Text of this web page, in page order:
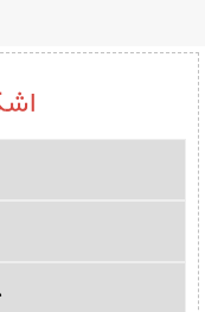
اشکال یابی جوملا